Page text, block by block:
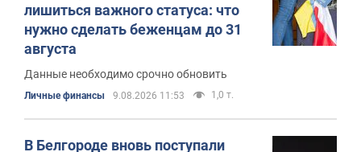
лишиться важного статуса: что
нужно сделать беженцам до 31
августа
Данные необходимо срочно обновить
Личные финансы 9.08.2026 11:53 1,0 т.
В Белгороде вновь поступали